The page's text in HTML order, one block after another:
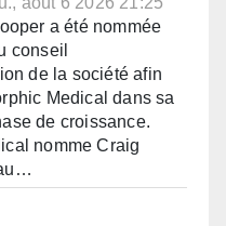
a été nommée
conseil
de la société afin
Medical dans sa
de croissance.
nomme Craig